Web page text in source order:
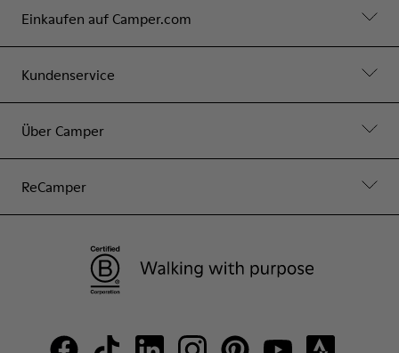
Einkaufen auf Camper.com
Kundenservice
Über Camper
ReCamper